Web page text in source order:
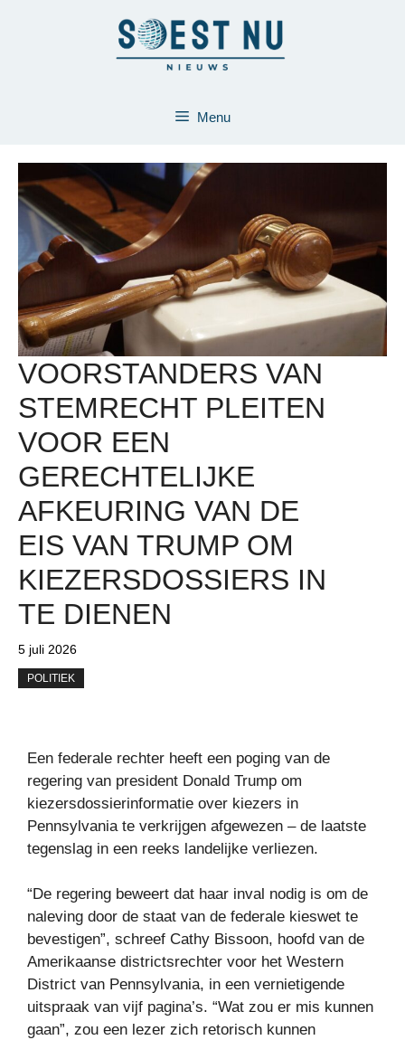
Menu
VOORSTANDERS VAN
STEMRECHT PLEITEN
VOOR EEN
GERECHTELIJKE
AFKEURING VAN DE
EIS VAN TRUMP OM
KIEZERSDOSSIERS IN
TE DIENEN
5 juli 2026
POLITIEK
Een federale rechter heeft een poging van de
regering van president Donald Trump om
kiezersdossierinformatie over kiezers in
Pennsylvania te verkrijgen afgewezen – de laatste
tegenslag in een reeks landelijke verliezen.
“De regering beweert dat haar inval nodig is om de
naleving door de staat van de federale kieswet te
bevestigen”, schreef Cathy Bissoon, hoofd van de
Amerikaanse districtsrechter voor het Western
District van Pennsylvania, in een vernietigende
uitspraak van vijf pagina’s. “Wat zou er mis kunnen
gaan”, zou een lezer zich retorisch kunnen